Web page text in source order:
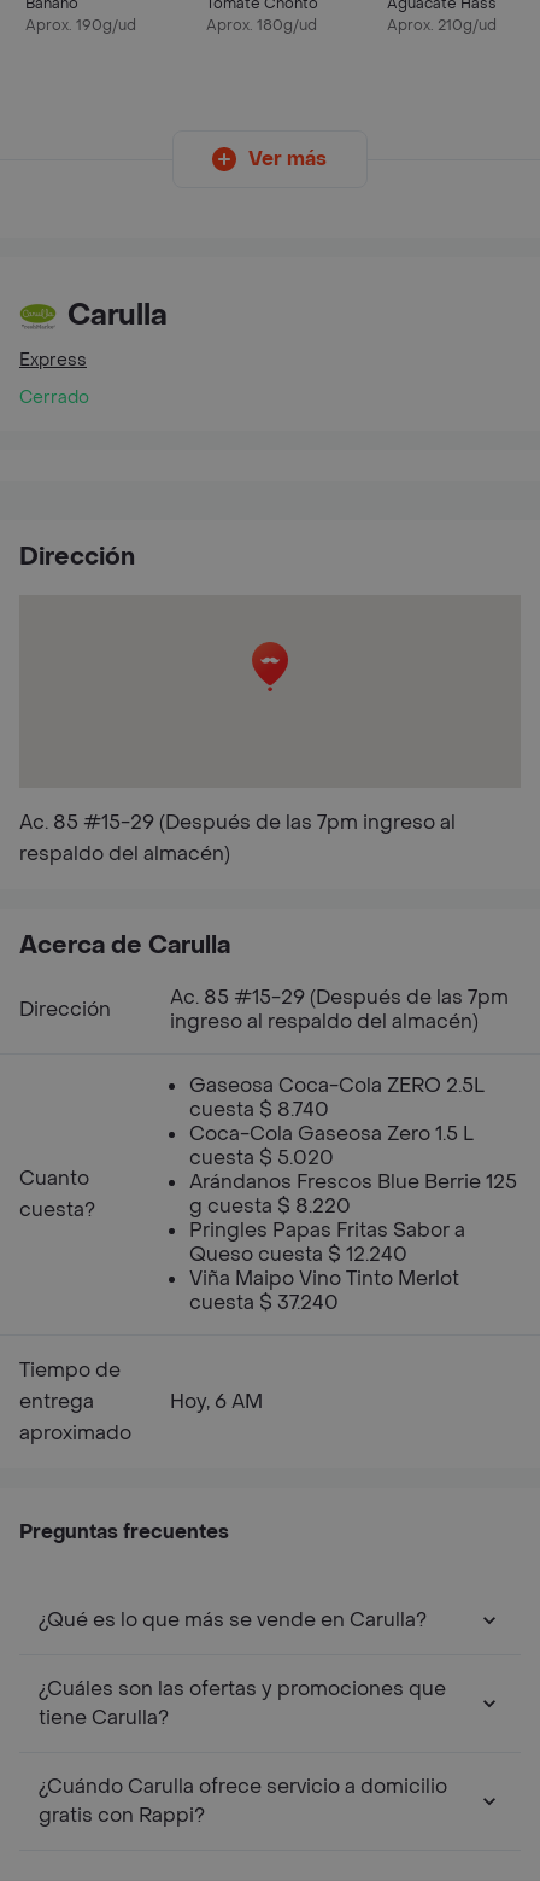
Aprox. 190g/ud
Aprox. 180g/ud
Aprox. 210g/ud
Ver más
Carulla
Express
Cerrado
Dirección
Ac. 85 #15-29 (Después de las 7pm ingreso al
respaldo del almacén)
Acerca de Carulla
Dirección
Ac. 85 #15-29 (Después de las 7pm
ingreso al respaldo del almacén)
Cuanto
cuesta?
Gaseosa Coca-Cola ZERO 2.5L
cuesta $ 8.740
Coca-Cola Gaseosa Zero 1.5 L
cuesta $ 5.020
Arándanos Frescos Blue Berrie 125
g cuesta $ 8.220
Pringles Papas Fritas Sabor a
Queso cuesta $ 12.240
Viña Maipo Vino Tinto Merlot
cuesta $ 37.240
Tiempo de
entrega
aproximado
Hoy, 6 AM
Preguntas frecuentes
¿Qué es lo que más se vende en Carulla?
¿Cuáles son las ofertas y promociones que
tiene Carulla?
¿Cuándo Carulla ofrece servicio a domicilio
gratis con Rappi?